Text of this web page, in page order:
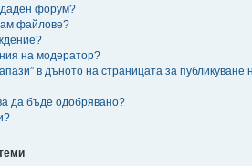
форум?
файлове?
на модератор?
в дъното на страницата за публикуване
да бъде одобрявано?